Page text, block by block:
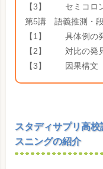
【3】 セミコロ
第5講 語義推測・
【1】 具体例の
【2】 対比の発
【3】 因果構文
スタディサプリ高
スニングの紹介